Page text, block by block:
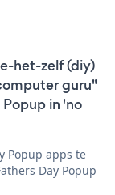
het-zelf (diy)
guru"
in 'no
Popup apps te
Day Popup